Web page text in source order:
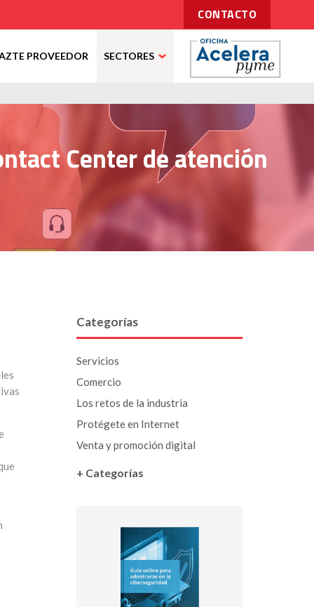
CONTACTO
PROVEEDOR SECTORES
Center de atención
Categorías
Servicios
Comercio
Los retos de la industria
Protégete en Internet
Venta y promoción digital
+ Categorías